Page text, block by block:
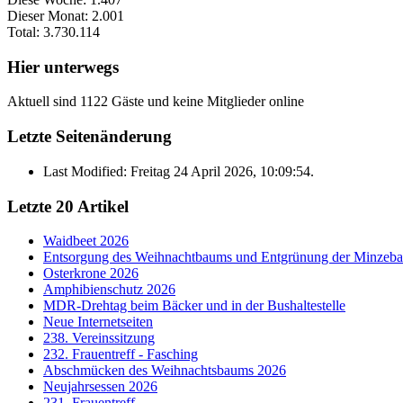
Dieser Monat: 2.001
Total: 3.730.114
Hier unterwegs
Aktuell sind 1122 Gäste und keine Mitglieder online
Letzte Seitenänderung
Last Modified: Freitag 24 April 2026, 10:09:54.
Letzte 20 Artikel
Waidbeet 2026
Entsorgung des Weihnachtbaums und Entgrünung der
Osterkrone 2026
Amphibienschutz 2026
MDR-Drehtag beim Bäcker und in der Bushaltestelle
Neue Internetseiten
238. Vereinssitzung
232. Frauentreff - Fasching
Abschmücken des Weihnachtsbaums 2026
Neujahrsessen 2026